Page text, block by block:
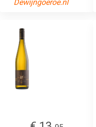
Dewijngoeroe.nl